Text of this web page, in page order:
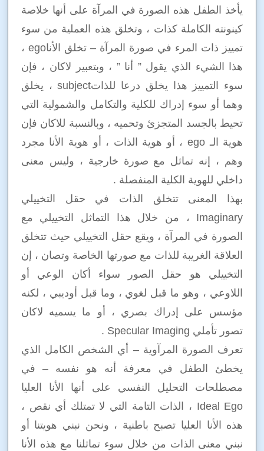
يأخذ الطفل هذه الصورة في المرآة على أنها خلاصة
كينونته الكاملة كذات ، وتخلق هذه العملية من سوء
تمييز ذات المرء في صورة المرآة – تخلق الأناego ،
هذا الشيء الذي يقول ” أنا ” ، وبتعبير لاكان ، فإن
سوء التمييز هذا يخلق درعا للذاتsubject ، يخلق
وهما أو سوء إدراك للكلية والتكامل والشمولية التي
تحيط بالجسد المتجزئ وتحميه ، وبالنسبة للاكان فإن
هوية الـ ego ، أو هوية الذات ، أو هوية الأنا مجرد
وهم ، إنه تماثل مع صورة خارجية ، وليس معنى
داخلي للهوية الكلية المنفصلة .
بهذا المعنى تتخلق الذات في حقل التخييلي
Imaginary ، من خلال هذا التماثل التخييلي مع
الصورة في المرآة ، ويقع حقل التخييلي حيث تتخلق
العلاقة الغريبة للذات مع صورتها الخاصة وتصان ، إن
التخييلي هو حقل الصور سواء أكان الوعي أو
اللاوعي ، وهو ما قبل لغوي ، وما قبل أوديبي ، لكنه
مؤسس على إدراك بصري ، أو ما يسميه لاكان
تصور تأملي Specular Imaging .
تعرف الصورة المرآوية – أي الشخص الكامل الذي
يخطئ الطفل في معرفة أنه هو نفسه – في
مصطلحات التحليل النفسي على أنها الأنا العليا
Ideal Ego ، الذات التامة التي لا تمتلك أي نقص ،
هذه الأنا العليا تصبح باطنية ، ونحن نبني هويتنا أو
نبني معنى الذات من خلال سوء تماثلنا مع هذه الأنا